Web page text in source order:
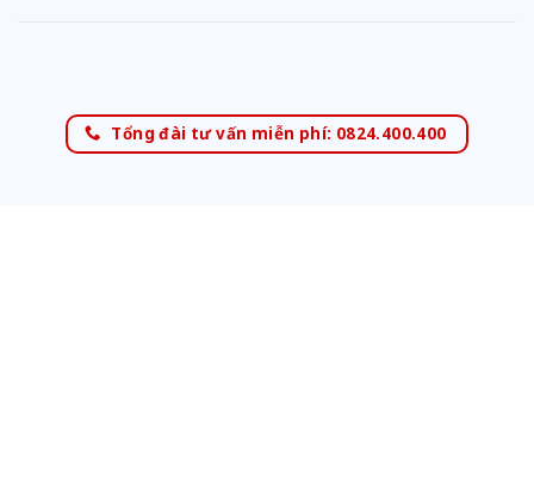
Tổng đài tư vấn miễn phí: 0824.400.400